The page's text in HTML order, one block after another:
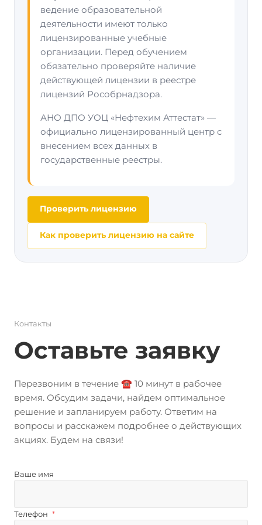
ведение образовательной
деятельности имеют только
лицензированные учебные
организации. Перед обучением
обязательно проверяйте наличие
действующей лицензии в реестре
лицензий Рособрнадзора.
АНО ДПО УОЦ «Нефтехим Аттестат» —
официально лицензированный центр с
внесением всех данных в
государственные реестры.
Проверить лицензию
Как проверить лицензию на сайте
Контакты
Оставьте заявку
Перезвоним в течение ☎️ 10 минут в рабочее
время. Обсудим задачи, найдем оптимальное
решение и запланируем работу. Ответим на
вопросы и расскажем подробнее о действующих
акциях. Будем на связи!
Ваше имя
Телефон *